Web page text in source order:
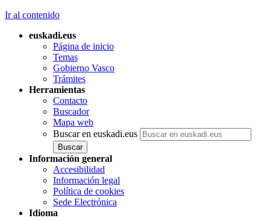
Ir al contenido
euskadi.eus
Página de inicio
Temas
Gobierno Vasco
Trámites
Herramientas
Contacto
Buscador
Mapa web
Buscar en euskadi.eus
Información general
Accesibilidad
Información legal
Política de cookies
Sede Electrónica
Idioma